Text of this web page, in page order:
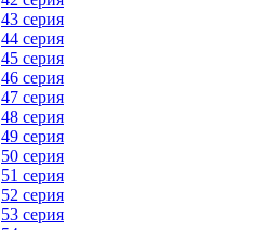
43 серия
44 серия
45 серия
46 серия
47 серия
48 серия
49 серия
50 серия
51 серия
52 серия
53 серия